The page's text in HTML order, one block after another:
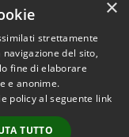
© 2026 • Comune di
• Powered by
•
Accesso
×
strettamente
del sito,
fine di elaborare
e anonime.
policy al seguente link
TUTTO